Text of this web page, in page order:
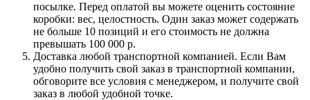
посылке. Перед оплатой вы можете оценить состояние
коробки: вес, целостность. Один заказ может содержать
не больше 10 позиций и его стоимость не должна
превышать 100 000 р.
Доставка любой транспортной компанией. Если Вам
удобно получить свой заказ в транспортной компании,
обговорите все условия с менеджером, и получите свой
заказ в любой удобной точке.